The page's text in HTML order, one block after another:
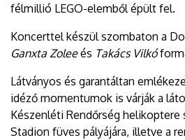
félmillió LEGO-elemből épült fel.
Koncerttel készül szombaton a
Ganxta Zoleeés Takács Vilkó
Látványos és garantáltan
idéző momentumok is várják a
Készenléti Rendőrség helikoptere
Stadion füves pályájára, illetve a